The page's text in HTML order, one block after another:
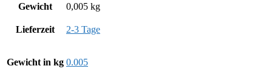
Gewicht 0,005 kg
Lieferzeit 2-3 Tage
Gewicht in kg 0.005